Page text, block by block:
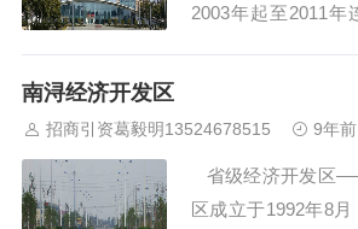
2003年起至2011年
南浔经济开发区
招商引资葛毅明13524678515 9年前
省级经济开发区
区成立于1992年8